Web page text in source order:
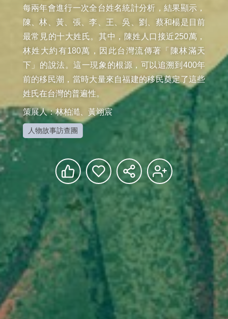
每兩年會進行一次全台姓名統計分析，結果顯示，
陳、林、黃、張、李、王、吳、劉、蔡和楊是目前
最常見的十大姓氏。其中，陳姓人口接近250萬，
林姓大約有180萬，因此台灣流傳著「陳林滿天
下」的說法。這一現象的根源，可以追溯到400年
前的移民潮，當時大量來自福建的移民奠定了這些
姓氏在台灣的普遍性。
策展人：林柏澔、黃翊宸
人物故事訪查團